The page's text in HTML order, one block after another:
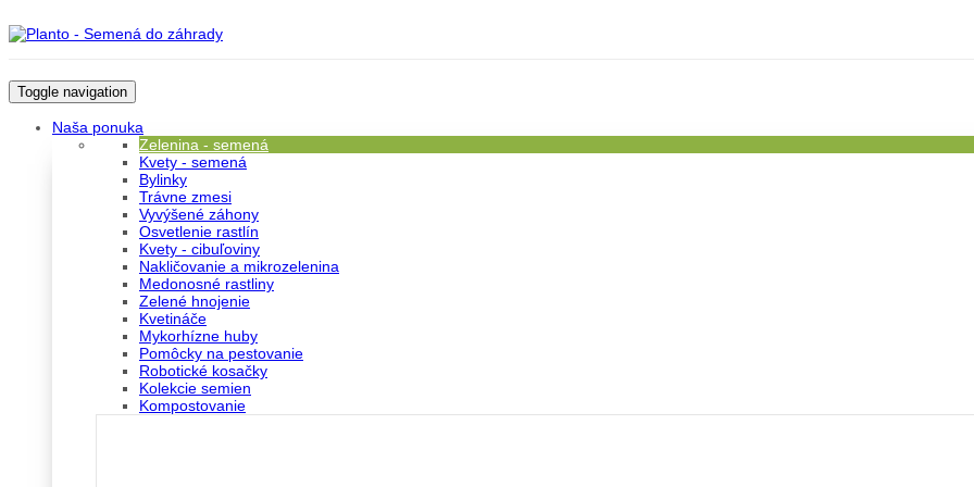
Toggle navigation
Naša ponuka
Zelenina - semená
Kvety - semená
Bylinky
Trávne zmesi
Vyvýšené záhony
Osvetlenie rastlín
Kvety - cibuľoviny
Nakličovanie a mikrozelenina
Medonosné rastliny
Zelené hnojenie
Kvetináče
Mykorhízne huby
Pomôcky na pestovanie
Robotické kosačky
Kolekcie semien
Kompostovanie